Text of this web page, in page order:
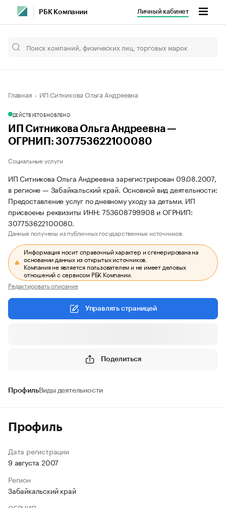
РБК Компании Личный кабинет
Главная ИП Ситникова Ольга Андреевна
ДЕЙСТВУЕТОБНОВЛЕНО
ИП Ситникова Ольга Андреевна —
ОГРНИП: 307753622100080
Социальные услуги
ИП Ситникова Ольга Андреевна зарегистрирован 09.08.2007,
в регионе — Забайкальский край. Основной вид деятельности:
Предоставление услуг по дневному уходу за детьми. ИП
присвоены реквизиты ИНН: 753608799908 и ОГРНИП:
307753622100080.
Данные получены из публичных государственных источников.
Информация носит справочный характер и сгенерирована на
основании данных из открытых источников.
Компания не является пользователем и не имеет деловых
отношений с сервисом РБК Компании.
Редактировать описание
Управлять страницей
Поделиться
ПрофильВиды деятельности
Профиль
Дата регистрации
9 августа 2007
Регион
Забайкальский край